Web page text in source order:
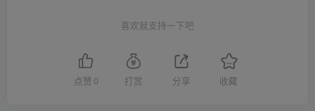
喜欢就支持一下吧
点赞 0 打赏 分享 收藏